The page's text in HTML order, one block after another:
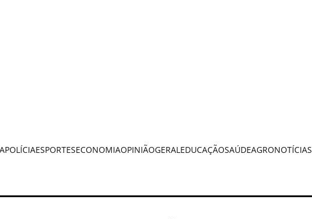
POLÍCIAESPORTESECONOMIAOPINIÃOGERALEDUCAÇÃOSAÚDEAGRONOTÍCIAS